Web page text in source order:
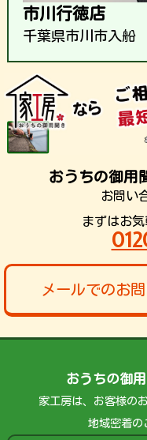
市川行徳店
千葉県市川市入船
おうちの御用
お問い
まずはお
メールでのお
おうちの御
家工房は、お客様の
地域密着の